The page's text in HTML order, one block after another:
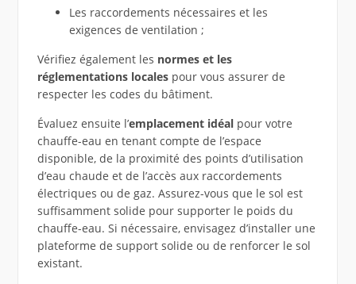
Les raccordements nécessaires et les
exigences de ventilation ;
Vérifiez également les normes et les
réglementations locales pour vous assurer de
respecter les codes du bâtiment.
Évaluez ensuite l’emplacement idéalpour votre
chauffe-eau en tenant compte de l’espace
disponible, de la proximité des points d’utilisation
d’eau chaude et de l’accès aux raccordements
électriques ou de gaz. Assurez-vous que le sol est
suffisamment solide pour supporter le poids du
chauffe-eau. Si nécessaire, envisagez d’installer une
plateforme de support solide ou de renforcer le sol
existant.